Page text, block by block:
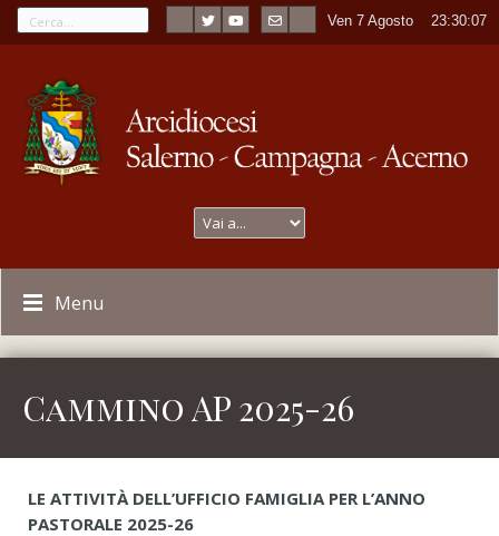
Ven 7 Agosto ----23:30:07
Menu
Cammino AP 2025-26
LE ATTIVITÀ DELL’UFFICIO FAMIGLIA PER L’ANNO
PASTORALE 2025-26